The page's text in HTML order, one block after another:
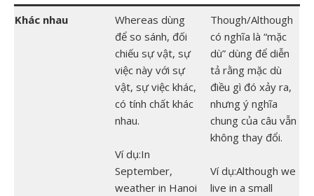
Khác nhau
Whereas dùng
để so sánh, đối
chiếu sự vật, sự
việc này với sự
vật, sự việc khác,
có tính chất khác
nhau.
Ví dụ:In
September,
weather in Hanoi
Though/Although
có nghĩa là “mặc
dù” dùng để diễn
tả rằng mặc dù
điều gì đó xảy ra,
nhưng ý nghĩa
chung của câu vẫn
không thay đổi.
Ví dụ:Although we
live in a small